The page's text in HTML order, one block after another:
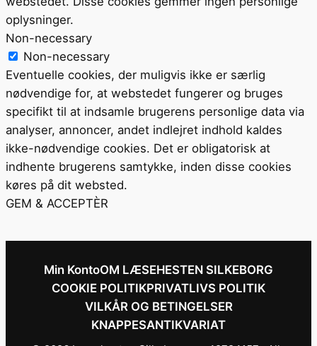
oplysninger.
Non-necessary
Non-necessary
Eventuelle cookies, der muligvis ikke er særlig
nødvendige for, at webstedet fungerer og bruges
specifikt til at indsamle brugerens personlige data via
analyser, annoncer, andet indlejret indhold kaldes
ikke-nødvendige cookies. Det er obligatorisk at
indhente brugerens samtykke, inden disse cookies
køres på dit websted.
GEM & ACCEPTÈR
Min KontoOM LÆSEHESTEN SILKEBORG
COOKIE POLITIKPRIVATLIVS POLITIK
VILKÅR OG BETINGELSER
KNAPPESANTIKVARIAT